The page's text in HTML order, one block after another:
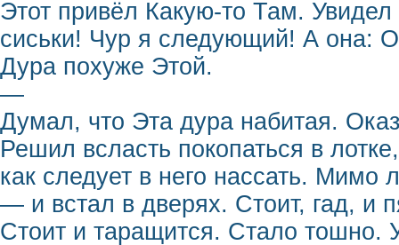
Этот привёл Какую-то Там.
сиськи! Чур я следующий! А она:
Дура похуже Этой.
—
Думал, что Эта дура набитая.
Решил всласть покопаться в
как следует в него нассать. Мимо
— и встал в дверях. Стоит, гад, и
Стоит и таращится. Стало тошно.